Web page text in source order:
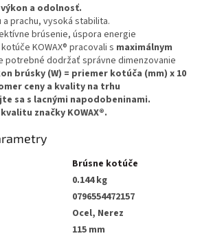
a odolnosť.
a prachu, vysoká stabilita.
brúsenie, úspora energie
KOWAX® pracovali s maximálnym
potrebné dodržať správne dimenzovanie
brúsky (W) = priemer kotúča (mm) x 10
ceny a kvality na trhu
sa s lacnými napodobeninami.
značky KOWAX®.
Brúsne kotúče
0.144 kg
0796554472157
Ocel, Nerez
115 mm